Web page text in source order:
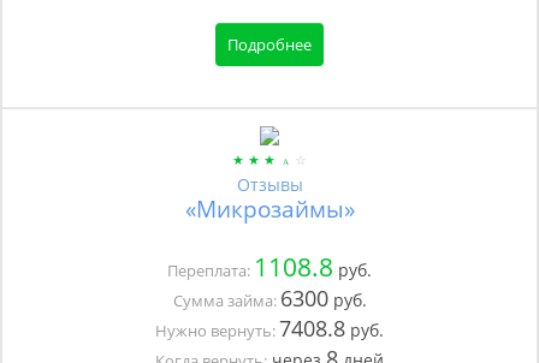
Подробнее
Отзывы
«Микрозаймы»
Переплата: 1108.8 руб.
Сумма займа: 6300руб.
Нужно вернуть:7408.8 руб.